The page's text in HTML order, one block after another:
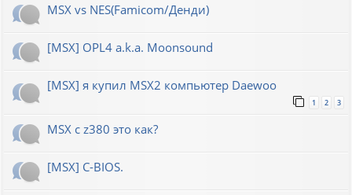
MSX vs NES(Famicom/Денди)
[MSX] OPL4 a.k.a. Moonsound
[MSX] я купил MSX2 компьютер Daewoo
1 2 3
MSX с z380 это как?
[MSX] C-BIOS.